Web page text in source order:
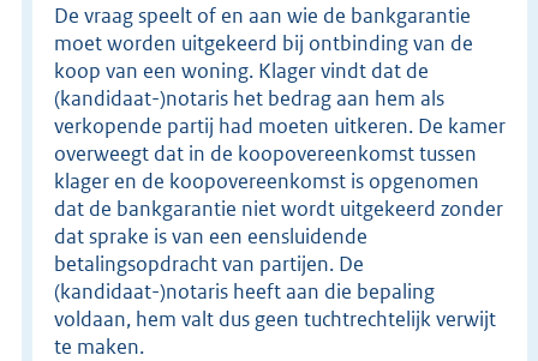
De vraag speelt of en aan wie de bankgarantie
moet worden uitgekeerd bij ontbinding van de
koop van een woning. Klager vindt dat de
(kandidaat-)notaris het bedrag aan hem als
verkopende partij had moeten uitkeren. De kamer
overweegt dat in de koopovereenkomst tussen
klager en de koopovereenkomst is opgenomen
dat de bankgarantie niet wordt uitgekeerd zonder
dat sprake is van een eensluidende
betalingsopdracht van partijen. De
(kandidaat-)notaris heeft aan die bepaling
voldaan, hem valt dus geen tuchtrechtelijk verwijt
te maken.